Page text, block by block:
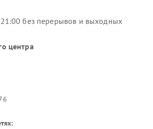
без перерывов и выходных
центра